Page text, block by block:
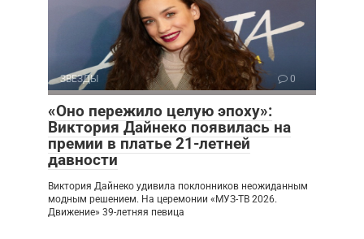
ЗВЕЗДЫ 0
«Оно пережило целую эпоху»:
Виктория Дайнеко появилась на
премии в платье 21-летней
давности
Виктория Дайнеко удивила поклонников неожиданным
модным решением. На церемонии «МУЗ-ТВ 2026.
Движение» 39-летняя певица